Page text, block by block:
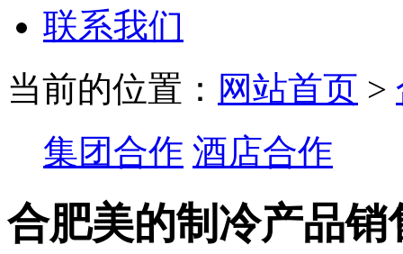
联系我们
当前的位置： 网站首页 >
集团合作 酒店合作
合肥美的制冷产品销